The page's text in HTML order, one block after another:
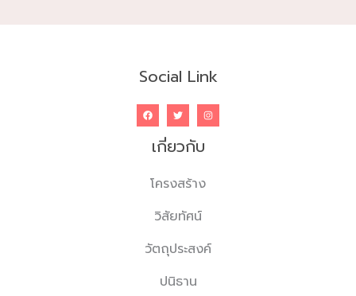
Social Link
เกี่ยวกับ
โครงสร้าง
วิสัยทัศน์
วัตถุประสงค์
ปนิธาน